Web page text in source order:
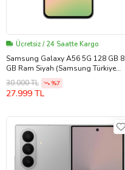
Ücretsiz / 24 Saatte Kargo
Samsung Galaxy A56 5G 128 GB 8
GB Ram Siyah (Samsung Türkiye
Garantili)
30.000 TL %7
27.999 TL